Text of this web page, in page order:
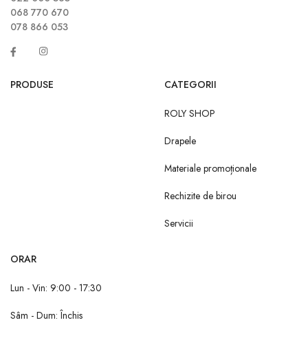
068 770 670
078 866 053
PRODUSE CATEGORII
ROLY SHOP
Drapele
Materiale promoționale
Rechizite de birou
Servicii
ORAR
Lun - Vin: 9:00 - 17:30
Sâm - Dum: Închis